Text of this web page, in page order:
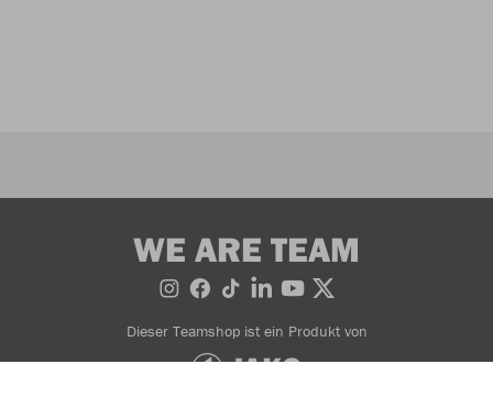
WE ARE TEAM
Dieser Teamshop ist ein Produkt von